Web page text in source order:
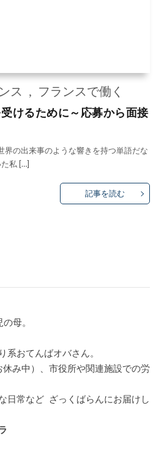
ス フランスで働く
けるために～応募から面接
の出来事のような響きを持つ単語だな
私 […]
記事を読む
母。
系おてんばオバさん。
み中）、市役所や関連施設での労
日常など ざっくばらんにお届けし